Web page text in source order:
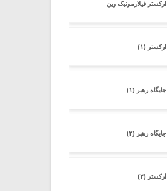
ارکستر فیلارمونیک وین
ارکستر (۱)
جایگاه رهبر (۱)
جایگاه رهبر (۲)
ارکستر (۲)